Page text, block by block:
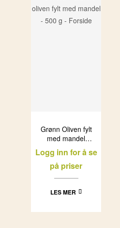
Grønn Oliven fylt
med mandel
Olivelia i glass
(6x500ml)
Logg inn for å se
på priser
LES MER